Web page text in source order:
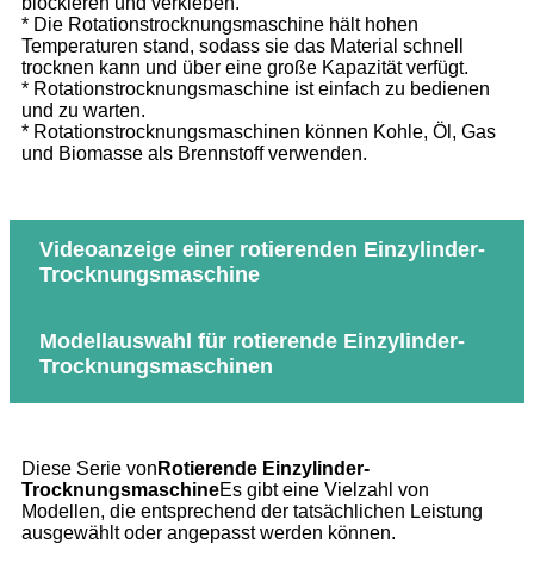
* Die Rotationstrocknungsmaschine hält hohen
Temperaturen stand, sodass sie das Material schnell
trocknen kann und über eine große Kapazität verfügt.
* Rotationstrocknungsmaschine ist einfach zu bedienen
und zu warten.
* Rotationstrocknungsmaschinen können Kohle, Öl, Gas
und Biomasse als Brennstoff verwenden.
Videoanzeige einer rotierenden Einzylinder-
Trocknungsmaschine
Modellauswahl für rotierende Einzylinder-
Trocknungsmaschinen
Diese Serie von Rotierende Einzylinder-
TrocknungsmaschineEs gibt eine Vielzahl von
Modellen, die entsprechend der tatsächlichen Leistung
ausgewählt oder angepasst werden können.